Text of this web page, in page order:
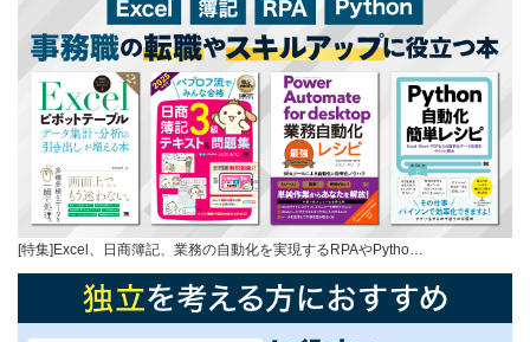
[特集]Excel、日商簿記、業務の自動化を実現するRPAやPytho…